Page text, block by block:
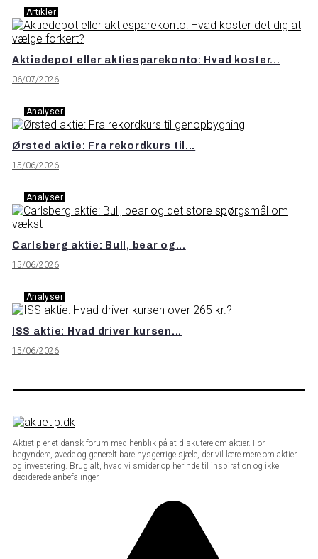
Artikler
Aktiedepot eller aktiesparekonto: Hvad koster...
06/07/2026
Analyser
Ørsted aktie: Fra rekordkurs til...
15/06/2026
Analyser
Carlsberg aktie: Bull, bear og...
15/06/2026
Analyser
ISS aktie: Hvad driver kursen...
15/06/2026
Aktietip er et dansk forum med henblik på at diskutere om aktier. For
begyndere, øvede og generelt bare nysgerrige sjæle, der vil lære mere om aktier
og investering. Brug alt, hvad vi smider op herinde til inspiration og ikke
deciderede anbefalinger.